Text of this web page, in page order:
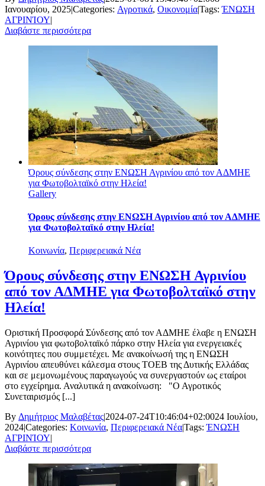
Ιανουαρίου, 2025|Categories: Αγροτικά, Οικονομία|Tags:ΈΝΩΣΗ
ΑΓΡΙΝΊΟΥ|
Διαβάστε περισσότερα
Όρους σύνδεσης στην ΕΝΩΣΗ Αγρινίου από τον ΑΔΜΗΕ
για Φωτοβολταϊκό στην Ηλεία!
Gallery
Όρους σύνδεσης στην ΕΝΩΣΗ Αγρινίου από τον ΑΔΜΗΕ
για Φωτοβολταϊκό στην Ηλεία!
Κοινωνία, Περιφερειακά Νέα
Όρους σύνδεσης στην ΕΝΩΣΗ Αγρινίου
από τον ΑΔΜΗΕ για Φωτοβολταϊκό στην
Ηλεία!
Οριστική Προσφορά Σύνδεσης από τον ΑΔΜΗΕ έλαβε η ΕΝΩΣΗ
Αγρινίου για φωτοβολταϊκό πάρκο στην Ηλεία για ενεργειακές
κοινότητες που συμμετέχει. Με ανακοίνωσή της η ΕΝΩΣΗ
Αγρινίου απευθύνει κάλεσμα στους ΤΟΕΒ της Δυτικής Ελλάδας
και σε μεμονωμένους παραγωγούς να συνεργαστούν ως εταίροι
στο εγχείρημα. Αναλυτικά η ανακοίνωση: "Ο Αγροτικός
Συνεταιρισμός [...]
By Δημήτριος Μαλαβέτας|2024-07-24T10:46:04+02:0024 Ιουλίου,
2024|Categories: Κοινωνία, Περιφερειακά Νέα|Tags:ΈΝΩΣΗ
ΑΓΡΙΝΊΟΥ|
Διαβάστε περισσότερα